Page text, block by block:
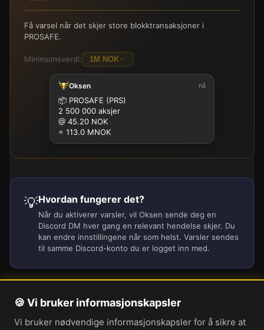
Få varsel når det skjer store blokktransaksjoner i
PROSAFE.
Minimumsverdi: 1M NOK
500K
Oksen nå
📦 PROSAFE (PRS)
2 500 000 aksjer
@ 45.20 NOK
= 113.0 MNOK
💡Hvordan fungerer det?
Når du aktiverer varsler, vil Oksen sende deg en
Discord DM hver gang en relevant hendelse skjer. Du
kan endre innstillingene når som helst. Varsler sendes
til samme Discord-konto du er logget inn med.
Om oss
🍪 Vi bruker informasjonskapsler
Vi bruker nødvendige informasjonskapsler for å sikre at